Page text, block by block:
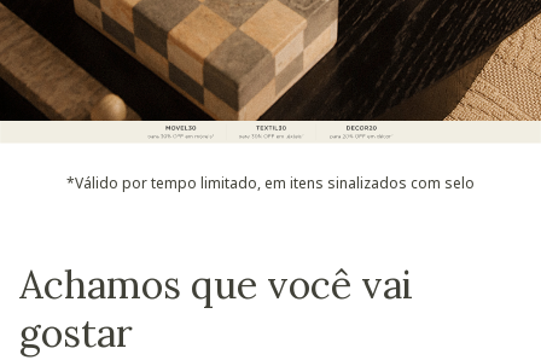
*Válido por tempo limitado, em itens sinalizados com selo
Achamos que você vai
gostar